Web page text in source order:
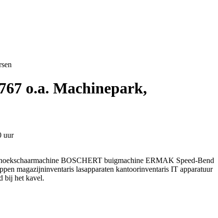
o.a. Machinepark,
uur
BOSCHERT buigmachine ERMAK Speed-Bend
magazijninventaris lasapparaten kantoorinventaris IT apparatuur
bij het kavel.